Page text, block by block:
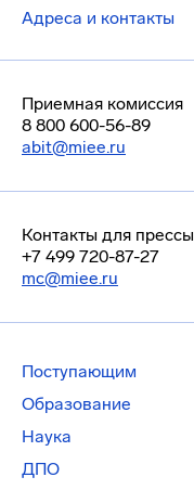
Адреса и контакты
Приемная комиссия
8 800 600-56-89
abit@miee.ru
Контакты для прессы
+7 499 720-87-27
mc@miee.ru
Поступающим
Образование
Наука
ДПО